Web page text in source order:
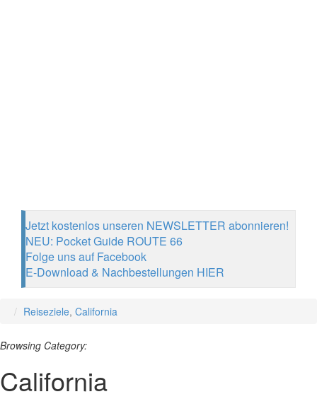
Jetzt kostenlos unseren NEWSLETTER abonnieren!
NEU: Pocket Guide ROUTE 66
Folge uns auf Facebook
E-Download & Nachbestellungen HIER
Reiseziele, California
Browsing Category:
California